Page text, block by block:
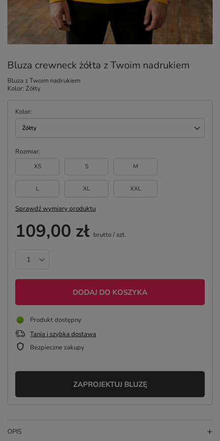
Bluza crewneck żółta z Twoim nadrukiem
Bluza z Twoim nadrukiem
Kolor: Żółty
Kolor
Żółty
Rozmiar
XS S M
L XL XXL
Sprawdź wymiary produktu
109,00 zł brutto/ szt.
DODAJ DO KOSZYKA
Produkt dostępny
Tania i szybka dostawa
Bezpieczne zakupy
ZAPROJEKTUJ BLUZĘ
OPIS